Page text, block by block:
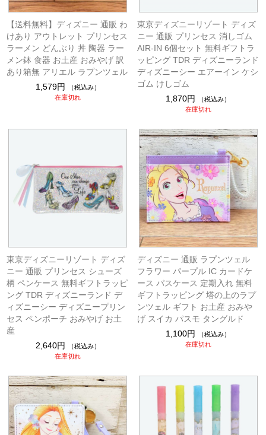
【送料無料】ディズニー 通販 わ
けあり アウトレット プリンセス
ラーメン どんぶり 丼 陶器 ラー
メン鉢 食器 お土産 おみやげ 訳
あり箱無 アリエル ラプンツェル
1,579円
（税込み）
在庫切れ
東京ディズニーリゾート ディズ
ニー 通販 プリンセス 消しゴム
AIR-IN 6個セット 無料ギフトラ
ッピング TDR ディズニーランド
ディズニーシー エアーイン ケシ
ゴム けしゴム
1,870円
（税込み）
在庫切れ
東京ディズニーリゾート ディズ
ニー 通販 プリンセス シューズ
柄 ペンケース 無料ギフトラッピ
ング TDR ディズニーランド デ
ィズニーシー ディズニープリン
セス ペンポーチ おみやげ お土
産
2,640円
（税込み）
在庫切れ
ディズニー 通販 ラプンツェル
フラワー パープル IC カードケ
ース パスケース 定期入れ 無料
ギフトラッピング 塔の上のラプ
ンツェル ギフト お土産 おみや
げ スイカ パスモ タングルド
1,100円
（税込み）
在庫切れ